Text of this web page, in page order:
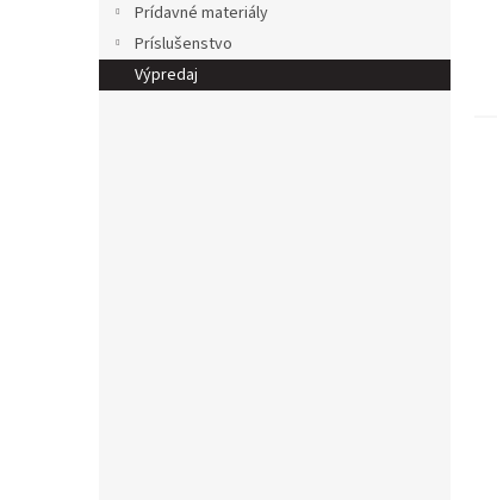
Prídavné materiály
Príslušenstvo
Výpredaj